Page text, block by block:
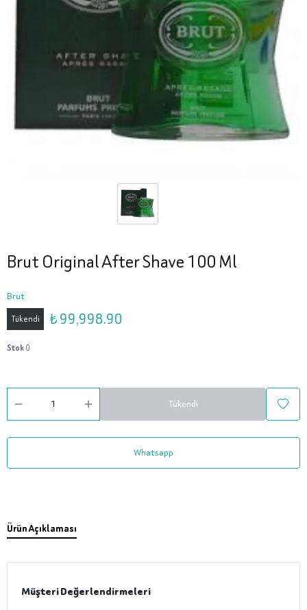
Brut Original After Shave 100 Ml
Brut
Tükendi ₺ 99,998.90
Stok0
Tükendi
Whatsapp
Ürün Açıklaması
Müşteri Değerlendirmeleri